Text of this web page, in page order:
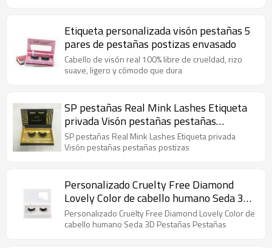
Etiqueta personalizada visón pestañas 5
pares de pestañas postizas envasado
Cabello de visón real 100% libre de crueldad, rizo
suave, ligero y cómodo que dura
SP pestañas Real Mink Lashes Etiqueta
privada Visón pestañas pestañas
postizas
SP pestañas Real Mink Lashes Etiqueta privada
Visón pestañas pestañas postizas
Personalizado Cruelty Free Diamond
Lovely Color de cabello humano Seda 3D
Pestañas Pestañas
Personalizado Cruelty Free Diamond Lovely Color de
cabello humano Seda 3D Pestañas Pestañas